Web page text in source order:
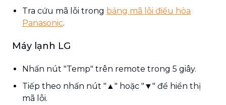
Tra cứu mã lỗi trong bảng mã lỗi điều hòa
Panasonic.
Máy lạnh LG
Nhấn nút "Temp" trên remote trong 5 giây.
Tiếp theo nhấn nút "▲" hoặc "▼" để hiển thị
mã lỗi.